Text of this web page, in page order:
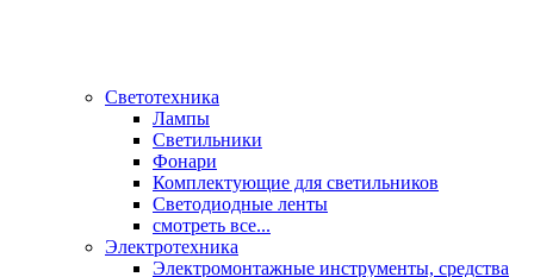
Светотехника
Лампы
Светильники
Фонари
Комплектующие для светильников
Светодиодные ленты
смотреть все...
Электротехника
Электромонтажные инструменты, средства